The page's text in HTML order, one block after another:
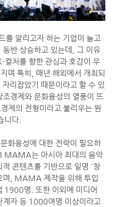
알리고자 하는 기업이 늘고
반 상승하고 있는데, 그 이유
컬처를 향한 관심과 호감이 우
며 특히, 매년 해외에서 개최되
리잡았기 때문이라고 할 수 있
경제와 문화융성의 열풍이 뜨
제의 전형이라고 불리우는 원
니다.
화융성에 대한 전략이 필요하
MAMA는 아시아 최대의 음악
콘텐츠를 기반으로 일명 '창
며, MAMA 제작을 위해 투입
1900명. 또한 이외에 미디어
계자 등 1000여명 이상이라고